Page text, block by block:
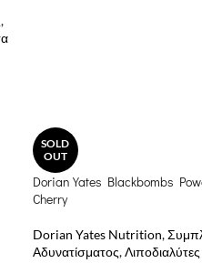
,
SOLD
OUT
Dorian Yates Blackbombs
Cherry
Dorian Yates Nutrition,
Αδυνατίσματος, Λιποδιαλύτες